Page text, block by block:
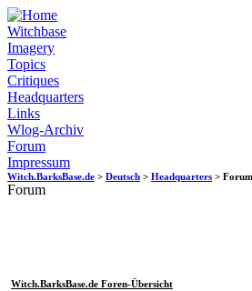
Witchbase
Imagery
Topics
Critiques
Headquarters
Links
Wlog-Archiv
Forum
Impressum
Witch.BarksBase.de > Deutsch > Headquarters > Forum
Forum
Witch.BarksBase.de Foren-Übersicht